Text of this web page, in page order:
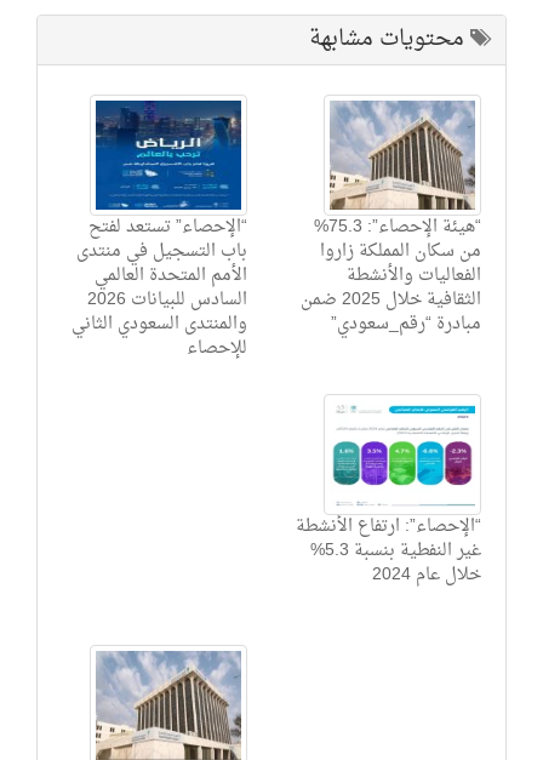
محتويات مشابهة
“الإحصاء” تستعد لفتح
باب التسجيل في منتدى
الأمم المتحدة العالمي
السادس للبيانات 2026
والمنتدى السعودي الثاني
للإحصاء
“هيئة الإحصاء”: 75.3%
من سكان المملكة زاروا
الفعاليات والأنشطة
الثقافية خلال 2025 ضمن
مبادرة “رقم_سعودي”
“الإحصاء”: ارتفاع الأنشطة
غير النفطية بنسبة 5.3%
خلال عام 2024